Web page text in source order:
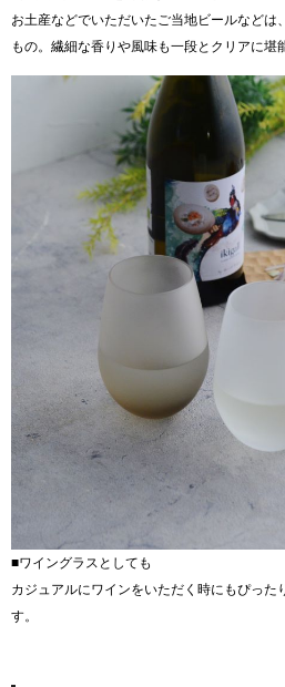
お土産などでいただいたご当地ビールなどは
もの。繊細な香りや風味も一段とクリアに堪
■ワイングラスとしても
カジュアルにワインをいただく時にもぴった
す。